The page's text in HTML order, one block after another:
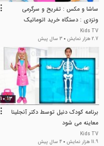
ساشا و مکس : تفریح و سرگرمی
ونزدی : دستگاه خرید اتوماتیک
Kids TV
2.7 هزار نمایش
3 سال پیش
10:13
برنامه کودک دنیل توسط دکتر آنجلینا
معاینه می شود
Kids TV
11.9 هزار نمایش
4 سال پیش